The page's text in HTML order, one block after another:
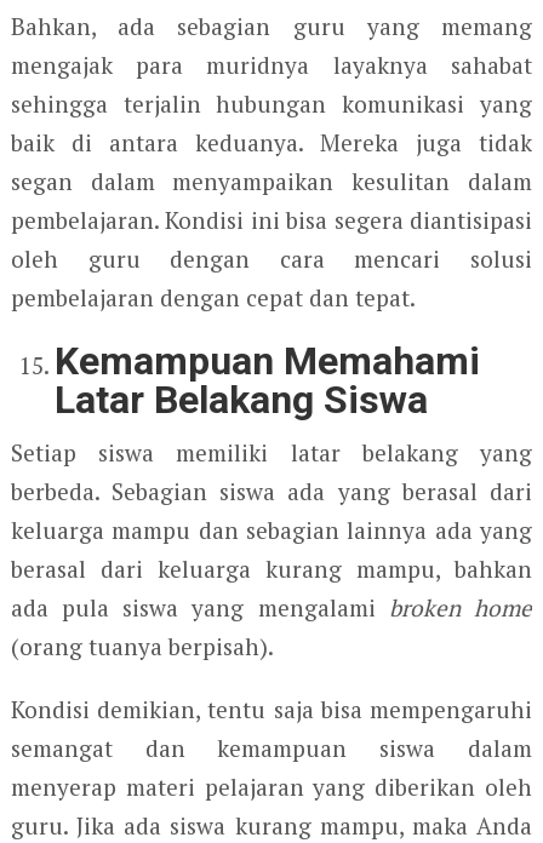
Bahkan, ada sebagian guru yang memang
mengajak para muridnya layaknya sahabat
sehingga terjalin hubungan komunikasi yang
baik di antara keduanya. Mereka juga tidak
segan dalam menyampaikan kesulitan dalam
pembelajaran. Kondisi ini bisa segera diantisipasi
oleh guru dengan cara mencari solusi
pembelajaran dengan cepat dan tepat.
Kemampuan Memahami
Latar Belakang Siswa
Setiap siswa memiliki latar belakang yang
berbeda. Sebagian siswa ada yang berasal dari
keluarga mampu dan sebagian lainnya ada yang
berasal dari keluarga kurang mampu, bahkan
ada pula siswa yang mengalami broken home
(orang tuanya berpisah).
Kondisi demikian, tentu saja bisa mempengaruhi
semangat dan kemampuan siswa dalam
menyerap materi pelajaran yang diberikan oleh
guru. Jika ada siswa kurang mampu, maka Anda